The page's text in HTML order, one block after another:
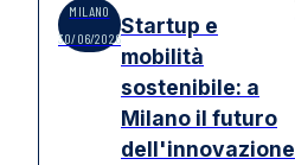
MILANO
30/06/2026Startup e
mobilità
sostenibile: a
Milano il futuro
dell'innovazione